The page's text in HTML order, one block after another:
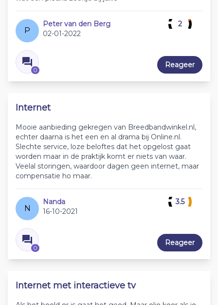
P
Peter van den Berg
02-01-2022
0
2
Reageer
Internet
Mooie aanbieding gekregen van Breedbandwinkel.nl,
echter daarna is het een en al drama bij Online.nl.
Slechte service, loze beloftes dat het opgelost gaat
worden maar in de praktijk komt er niets van waar.
Veelal storingen, waardoor dagen geen internet, maar
compensatie ho maar.
N
Nanda
16-10-2021
0
3.5
Reageer
Internet met interactieve tv